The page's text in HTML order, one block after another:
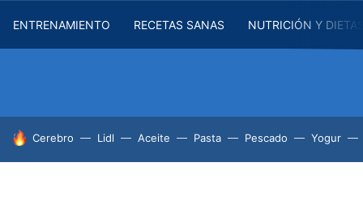
ENTRENAMIENTO RECETAS SANAS NUTRICIÓN Y
HOY SE HABLA DE
Cerebro Lidl Aceite Pasta Pescado Yogur